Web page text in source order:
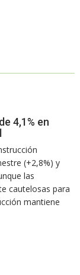
4,1% en
(+2,8%) y
las
cautelosas para
mantiene